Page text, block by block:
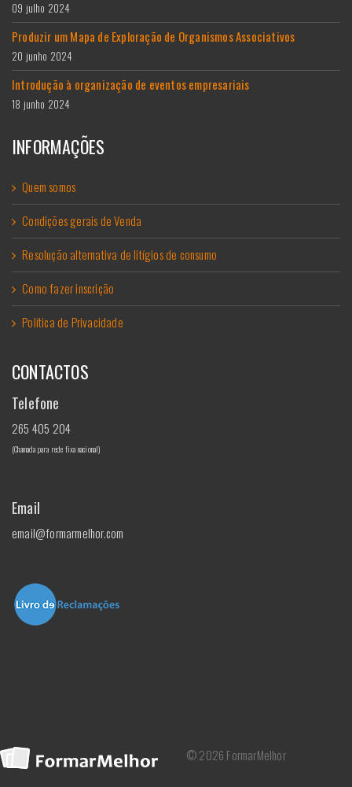
09 julho 2024
Produzir um Mapa de Exploração de Organismos Associativos
20 junho 2024
Introdução à organização de eventos empresariais
18 junho 2024
INFORMAÇÕES
Quem somos
Condições gerais de Venda
Resolução alternativa de litígios de consumo
Como fazer inscrição
Política de Privacidade
CONTACTOS
Telefone
265 405 204
(Chamada para rede fixa nacional)
Email
email@formarmelhor.com
© 2026 FormarMelhor